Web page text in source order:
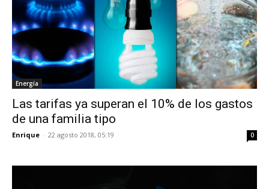
Energía
Las tarifas ya superan el 10% de los gastos
de una familia tipo
Enrique - 22 agosto 2018, 05:19 0